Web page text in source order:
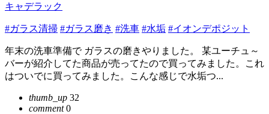
キャデラック
#ガラス清掃 #ガラス磨き #洗車 #水垢 #イオンデポジット
年末の洗車準備で ガラスの磨きやりました。 某ユーチュ～
バーが紹介してた商品が売ってたので買ってみました。これ
はついでに買ってみました。こんな感じで水垢つ...
thumb_up 32
comment0